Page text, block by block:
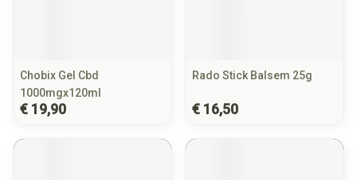
Chobix Gel Cbd
1000mgx120ml
€ 19,90
Rado Stick Balsem 25g
€ 16,50